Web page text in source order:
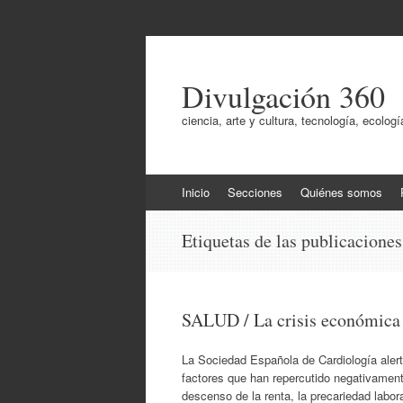
Divulgación 360
ciencia, arte y cultura, tecnología,
al
Inicio Secciones Quiénes somos
Etiquetas de las
SALUD / La crisis
La Sociedad Española de Cardiología
factores que han repercutido
descenso de la renta, la precariedad